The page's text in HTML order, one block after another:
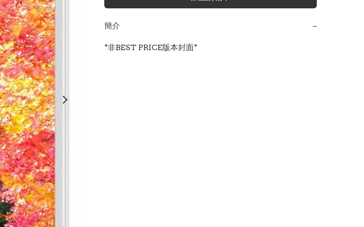
簡介 −
*非BEST PRICE版本封面*